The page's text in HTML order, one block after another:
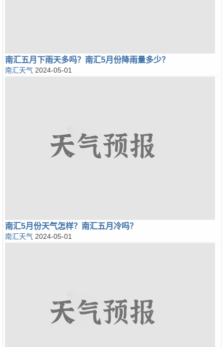
南汇五月下雨天多吗？南汇5月份降雨量多少？
南汇天气 2024-05-01
南汇5月份天气怎样？南汇五月冷吗？
南汇天气 2024-05-01